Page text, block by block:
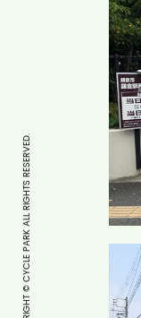
COPYRIGHT © CYCLE PARK ALL RIGHTS RESERVED.